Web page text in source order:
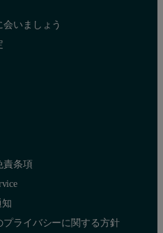
いましょう
責条項
知
プライバシーに関する方針